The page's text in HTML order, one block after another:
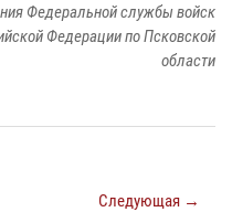
Федеральной службы войск
Федерации по Псковской
области
Следующая →